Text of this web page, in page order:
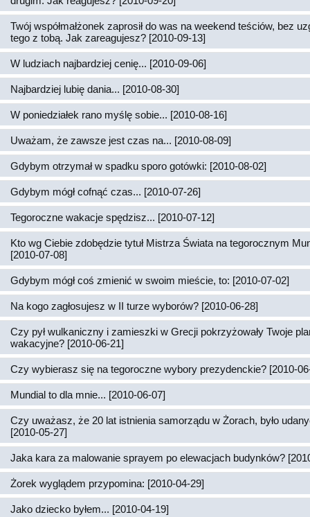
Twój współmałżonek zaprosił do was na weekend teściów, bez
tego z tobą. Jak zareagujesz? [2010-09-13]
W ludziach najbardziej cenię... [2010-09-06]
Najbardziej lubię dania... [2010-08-30]
W poniedziałek rano myślę sobie... [2010-08-16]
Uważam, że zawsze jest czas na... [2010-08-09]
Gdybym otrzymał w spadku sporo gotówki: [2010-08-02]
Gdybym mógł cofnąć czas... [2010-07-26]
Tegoroczne wakacje spędzisz... [2010-07-12]
Kto wg Ciebie zdobędzie tytuł Mistrza Świata na tegorocznym
[2010-07-08]
Gdybym mógł coś zmienić w swoim mieście, to: [2010-07-02]
Na kogo zagłosujesz w II turze wyborów? [2010-06-28]
Czy pył wulkaniczny i zamieszki w Grecji pokrzyżowały Twoje
wakacyjne? [2010-06-21]
Czy wybierasz się na tegoroczne wybory prezydenckie? [2010-
Mundial to dla mnie... [2010-06-07]
Czy uważasz, że 20 lat istnienia samorządu w Żorach, było
[2010-05-27]
Jaka kara za malowanie sprayem po elewacjach budynków?
Żorek wyglądem przypomina: [2010-04-29]
Jako dziecko byłem... [2010-04-19]